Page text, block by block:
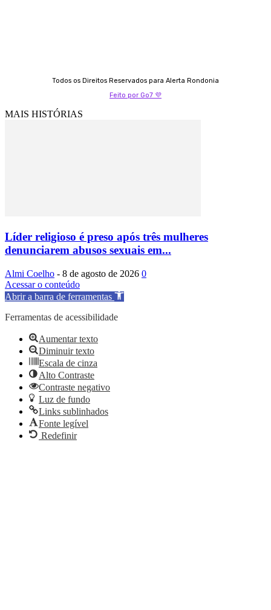
Todos os Direitos Reservados para Alerta Rondonia
Feito por Go7 💜
MAIS HISTÓRIAS
Líder religioso é preso após três mulheres
denunciarem abusos sexuais em...
Almi Coelho - 8 de agosto de 2026 0
Acessar o conteúdo
Abrir a barra de ferramentas
Ferramentas de acessibilidade
Aumentar texto
Diminuir texto
Escala de cinza
Alto Contraste
Contraste negativo
Luz de fundo
Links sublinhados
Fonte legível
Redefinir